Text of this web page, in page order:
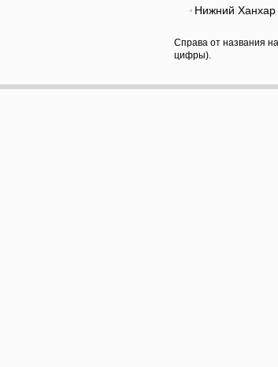
Нижний Ханхар
Справа от названия
цифры).